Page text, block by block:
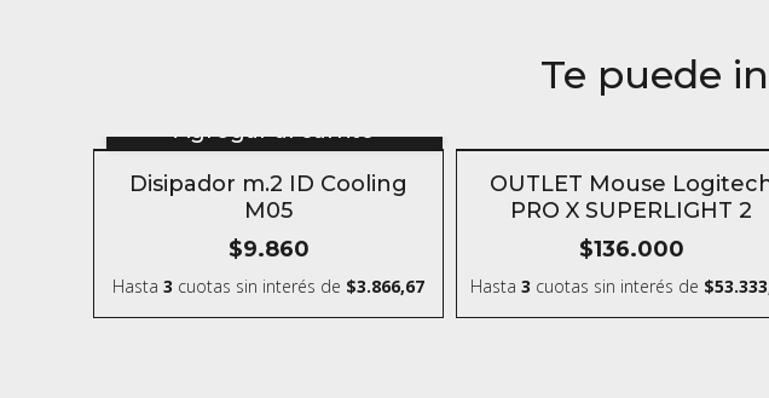
Te puede
Agregar al carrito
Disipador m.2 ID Cooling
M05
$9.860
Hasta 3 cuotas sin interés de $3.866,67
SIN STOCK
OUTLET Mouse
PRO X SUPERLIGHT 2
$136.000
Hasta 3 cuotas sin interés de